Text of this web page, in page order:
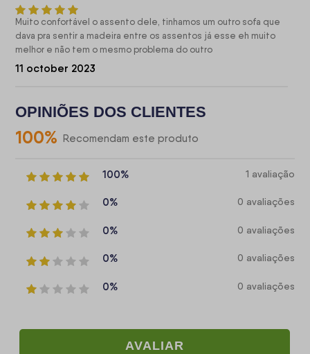
Muito confortável o assento dele, tinhamos um outro sofa que
dava pra sentir a madeira entre os assentos já esse eh muito
melhor e não tem o mesmo problema do outro
11 october 2023
OPINIÕES DOS CLIENTES
100% Recomendam este produto
100% 1 avaliação
0% 0 avaliações
0% 0 avaliações
0% 0 avaliações
0% 0 avaliações
AVALIAR